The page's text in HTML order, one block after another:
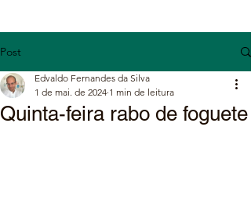
Post
Quinta-feira rabo de foguete
Edvaldo Fernandes da Silva
1 de mai. de 2024 1 min de leitura